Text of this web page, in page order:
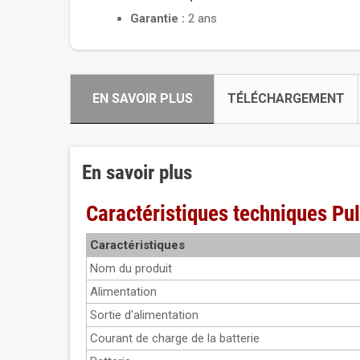
Garantie : 2 ans
EN SAVOIR PLUS TÉLÉCHARGEMENT
En savoir plus
Caractéristiques techniques
Caractéristiques
Nom du produit
Alimentation
Sortie d'alimentation
Courant de charge de la batterie